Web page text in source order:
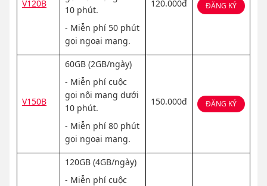
V120B
10 phút.
- Miễn phí 50 phút
gọi ngoại mạng.
120.000đ ĐĂNG KÝ
V150B
60GB (2GB/ngày)
- Miễn phí cuộc
gọi nội mạng dưới
10 phút.
- Miễn phí 80 phút
gọi ngoại mạng.
150.000đ ĐĂNG KÝ
120GB (4GB/ngày)
- Miễn phí cuộc